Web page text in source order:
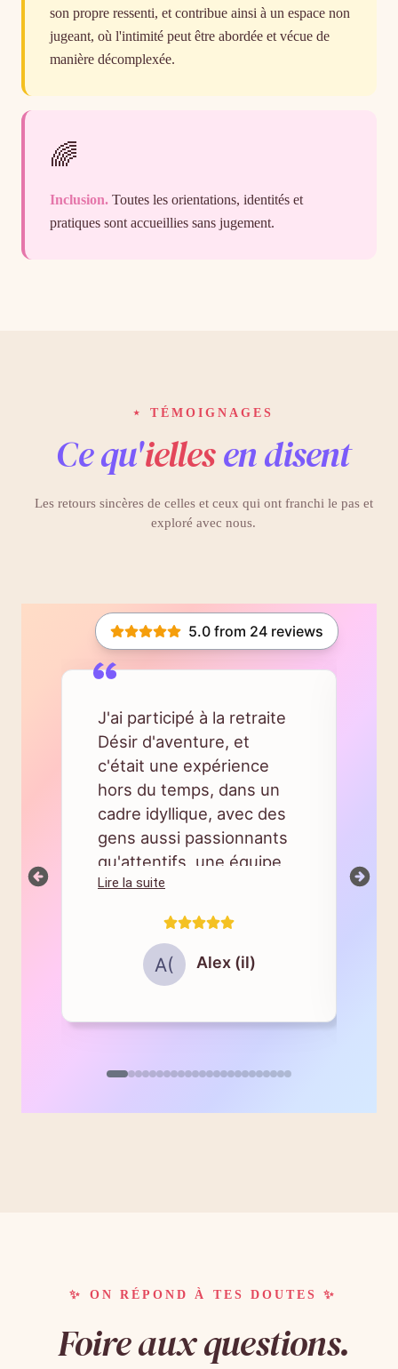
son propre ressenti, et contribue ainsi à un espace non
jugeant, où l'intimité peut être abordée et vécue de
manière décomplexée.
🌈
Inclusion. Toutes les orientations, identités et
pratiques sont accueillies sans jugement.
⋆ TÉMOIGNAGES
Ce qu'iellesen disent
Les retours sincères de celles et ceux qui ont franchi le pas et
exploré avec nous.
✨ ON RÉPOND À TES DOUTES ✨
Foire aux questions.